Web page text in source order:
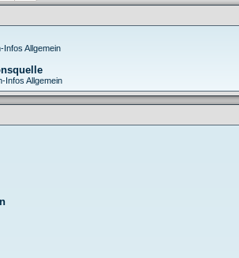
Infos Allgemein
Infos Allgemein